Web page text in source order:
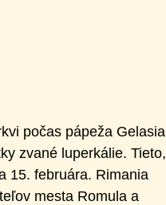
počas pápeža Gelasia
zvané luperkálie. Tieto,
15. februára. Rimania
mesta Romula a